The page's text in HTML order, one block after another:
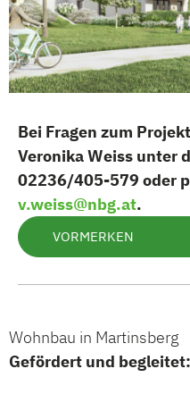
Bei Fragen zum
Veronika Weiss unter
02236/405-579 oder
v.weiss@nbg.at.
VORMERKEN
Wohnbau in Martinsberg
Gefördert und